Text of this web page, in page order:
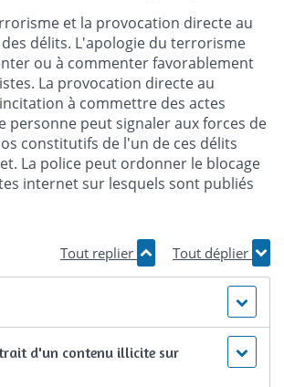
et la provocation directe au
délits. L'apologie du terrorisme
ou à commenter favorablement
La provocation directe au
à commettre des actes
personne peut signaler aux forces de
constitutifs de l'un de ces délits
La police peut ordonner le blocage
internet sur lesquels sont publiés
Tout replier Tout déplier
d'un contenu illicite sur